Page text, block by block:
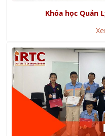
Khóa học Quản